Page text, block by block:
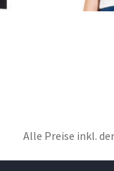
Alle Preise inkl.